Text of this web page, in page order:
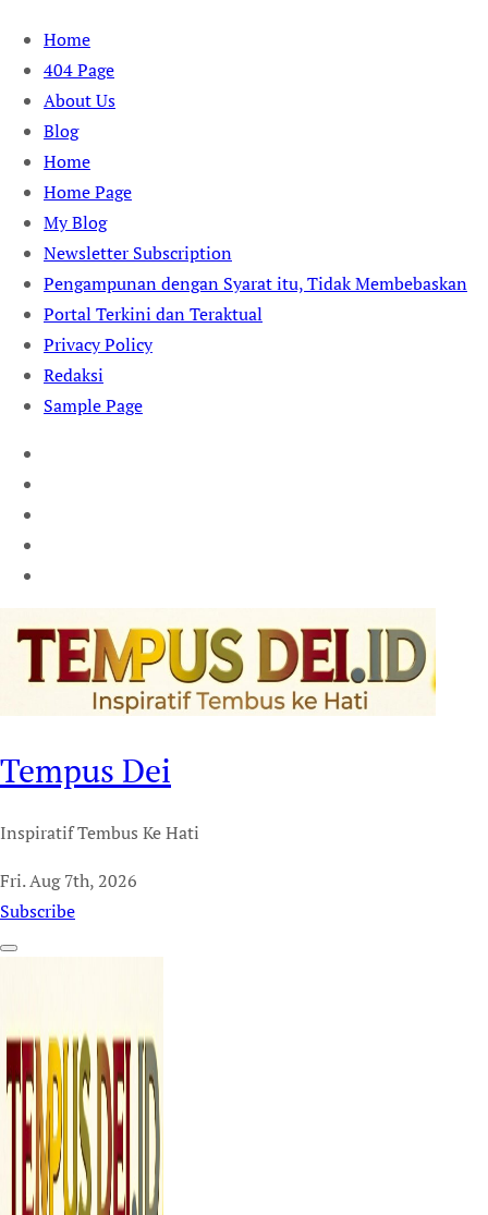
Skip
content
Home
404 Page
About Us
Blog
Home
Home Page
My Blog
Newsletter Subscription
Pengampunan dengan Syarat itu, Tidak Membebaskan
Portal Terkini dan Teraktual
Privacy Policy
Redaksi
Sample Page
Tempus Dei
Inspiratif Tembus Ke Hati
Fri. Aug 7th, 2026
Subscribe